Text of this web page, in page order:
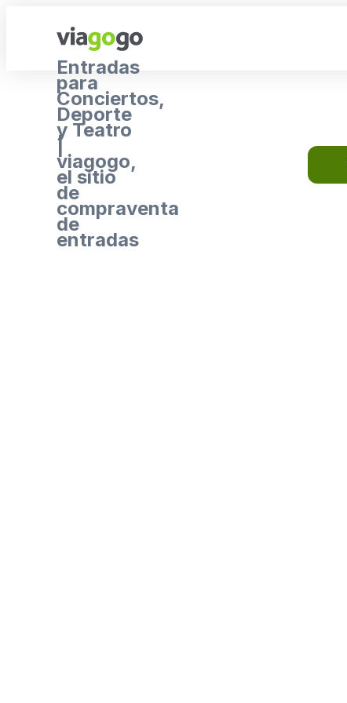
Entradas
para
Conciertos,
Deporte
y Teatro
|
viagogo,
el sitio
de
compraventa
de
entradas